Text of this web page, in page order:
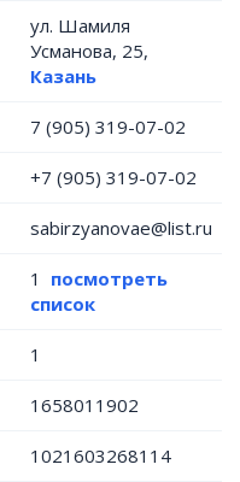
ул. Шамиля
Усманова, 25,
Казань
7 (905) 319-07-02
+7 (905) 319-07-02
sabirzyanovae@list.ru
1 посмотреть
список
1
1658011902
1021603268114